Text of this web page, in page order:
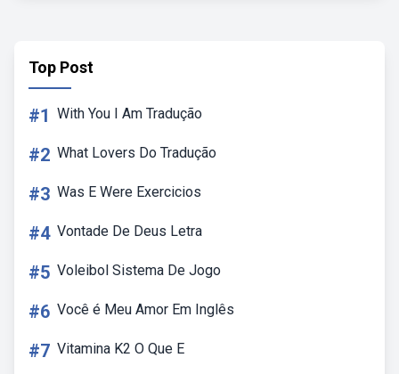
Top Post
#1 With You I Am Tradução
#2 What Lovers Do Tradução
#3 Was E Were Exercicios
#4 Vontade De Deus Letra
#5 Voleibol Sistema De Jogo
#6 Você é Meu Amor Em Inglês
#7 Vitamina K2 O Que E